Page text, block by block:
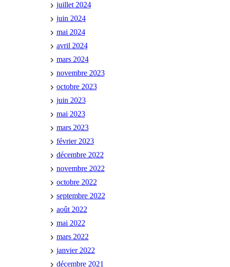
juillet 2024
juin 2024
mai 2024
avril 2024
mars 2024
novembre 2023
octobre 2023
juin 2023
mai 2023
mars 2023
février 2023
décembre 2022
novembre 2022
octobre 2022
septembre 2022
août 2022
mai 2022
mars 2022
janvier 2022
décembre 2021